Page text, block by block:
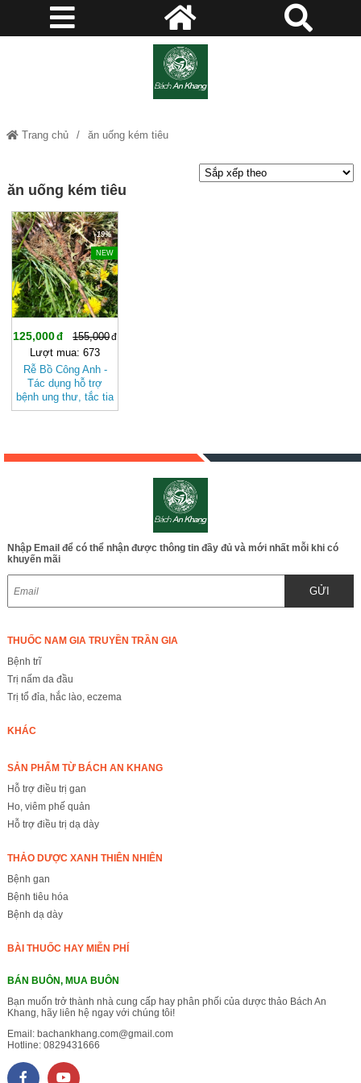
Trang chủ ăn uống kém tiêu
ăn uống kém tiêu
-19%
NEW
125,000
155,000
Lượt mua: 673
Rễ Bồ Công Anh -
Tác dụng hỗ trợ
bệnh ung thư, tắc tia
sữa, mát gan Thảo
Nhập Email để có thể nhận được thông tin đầy đủ và mới nhất mỗi khi có
khuyến mãi
GỬI
THUỐC NAM GIA TRUYỀN TRẦN GIA
Bệnh trĩ
Trị nấm da đầu
Trị tổ đỉa, hắc lào, eczema
KHÁC
SẢN PHẨM TỪ BÁCH AN KHANG
Hỗ trợ điều trị gan
Ho, viêm phế quản
Hỗ trợ điều trị dạ dày
THẢO DƯỢC XANH THIÊN NHIÊN
Bệnh gan
Bệnh tiêu hóa
Bệnh dạ dày
BÀI THUỐC HAY MIỄN PHÍ
BÁN BUÔN, MUA BUÔN
Bạn muốn trở thành nhà cung cấp hay phân phối của dược thảo Bách An
Khang, hãy liên hệ ngay với chúng tôi!
Email: bachankhang.com@gmail.com
Hotline: 0829431666